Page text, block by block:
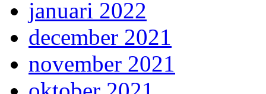
januari 2022
december 2021
november 2021